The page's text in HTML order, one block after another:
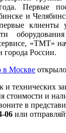
Первые
и
клиенты
«ТМТ»
города России.
в Москве
и технических
стоимости и
в
06 или